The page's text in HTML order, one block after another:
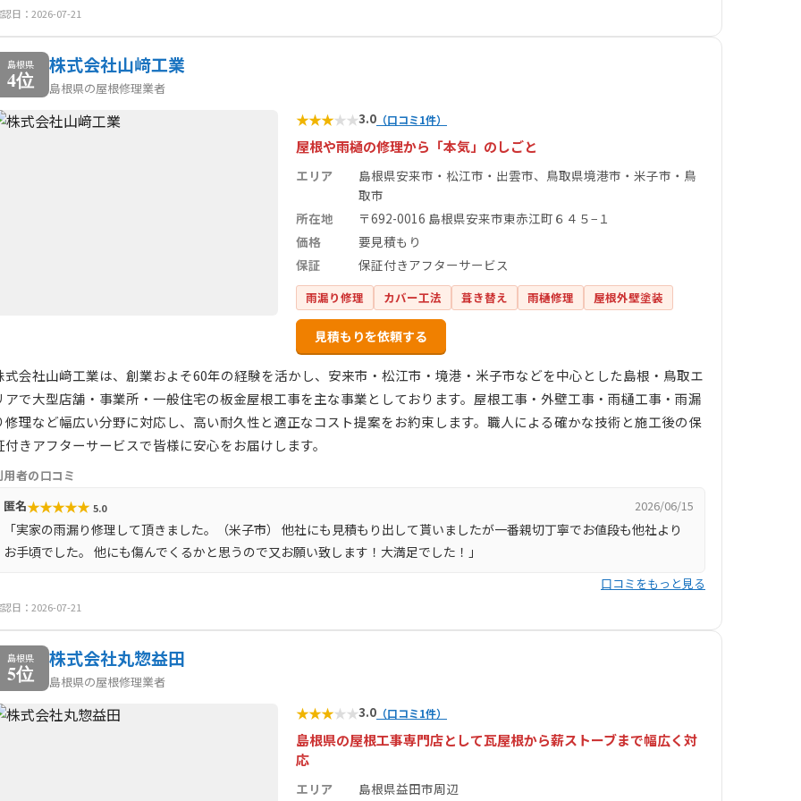
日：2026-07-21
島根県
4位
株式会社山﨑工業
島根県の屋根修理業者
★★★★★3.0 （口コミ1件）
屋根や雨樋の修理から「本気」のしごと
エリア
島根県安来市・松江市・出雲市、鳥取県境港市・米子市・鳥
取市
所在地
〒692-0016 島根県安来市東赤江町６４５−１
価格
要見積もり
保証
保証付きアフターサービス
雨漏り修理 カバー工法 葺き替え 雨樋修理 屋根外壁塗装
見積もりを依頼する
式会社山﨑工業は、創業およそ60年の経験を活かし、安来市・松江市・境港・米子市などを中心とした島根・鳥取エ
アで大型店舗・事業所・一般住宅の板金屋根工事を主な事業としております。屋根工事・外壁工事・雨樋工事・雨漏
修理など幅広い分野に対応し、高い耐久性と適正なコスト提案をお約束します。職人による確かな技術と施工後の保
付きアフターサービスで皆様に安心をお届けします。
用者の口コミ
匿名★★★★★ 5.0 2026/06/15
「実家の雨漏り修理して頂きました。（米子市） 他社にも見積もり出して貰いましたが一番親切丁寧でお値段も他社より
お手頃でした。 他にも傷んでくるかと思うので又お願い致します！大満足でした！」
口コミをもっと見る
日：2026-07-21
島根県
5位
株式会社丸惣益田
島根県の屋根修理業者
★★★★★3.0 （口コミ1件）
島根県の屋根工事専門店として瓦屋根から薪ストーブまで幅広く対
応
エリア 島根県益田市周辺